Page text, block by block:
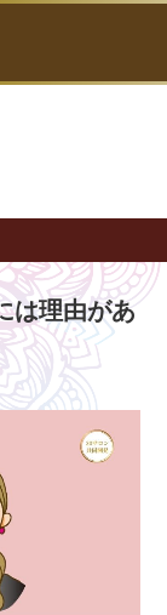
は理由があ